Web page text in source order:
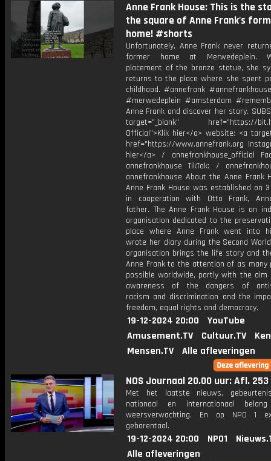
Anne Frank House: This is the
the square of Anne Frank's
home! #shorts
Unfortunately, Anne Frank never
former home at Merwedeplein.
placement of the bronze statue, she
returns to the place where she spent
childhood. #annefrank
#merwedeplein #amsterdam
Anne Frank and discover her story.
target="_blank" href="https://
Official">Klik hier</a> website: <a
href="https://www.annefrank.org
hier</a> / annefrankhouse_official
annefrankhouse TikTok: /
annefrankhouse About the Anne Frank
Anne Frank House was established on 3
in cooperation with Otto Frank,
father. The Anne Frank House is an
organisation dedicated to the
place where Anne Frank went into
wrote her diary during the Second
organisation brings the life story and
Anne Frank to the attention of as many
possible worldwide, partly with the aim
awareness of the dangers of
racism and discrimination and the
freedom, equal rights and democracy.
19-12-2024 20:00
YouTube
Amusement.TV
Cultuur.TV
Mensen.TV
Alle afleveringen
NOS Journaal 20.00 uur: Afl. 253
Met het laatste nieuws,
nationaal en internationaal
weersverwachting. En op NPO 1
gebarentaal.
19-12-2024 20:00 NPO1
Alle afleveringen